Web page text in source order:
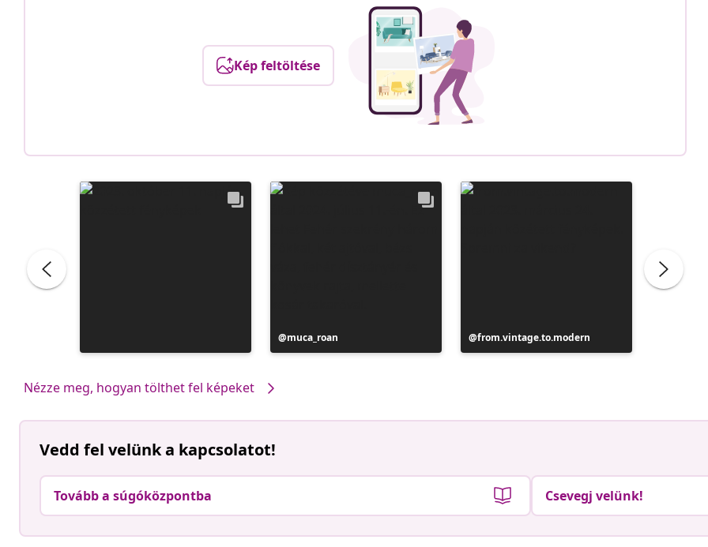
Kép feltöltése
Bejegyzés
közzétevője
muca_roan
Bejegyzés
közzétevője
from.vintage.to.modern
Nézze meg, hogyan tölthet fel képeket
Vedd fel velünk a kapcsolatot!
Tovább a súgóközpontba Csevegj velünk!